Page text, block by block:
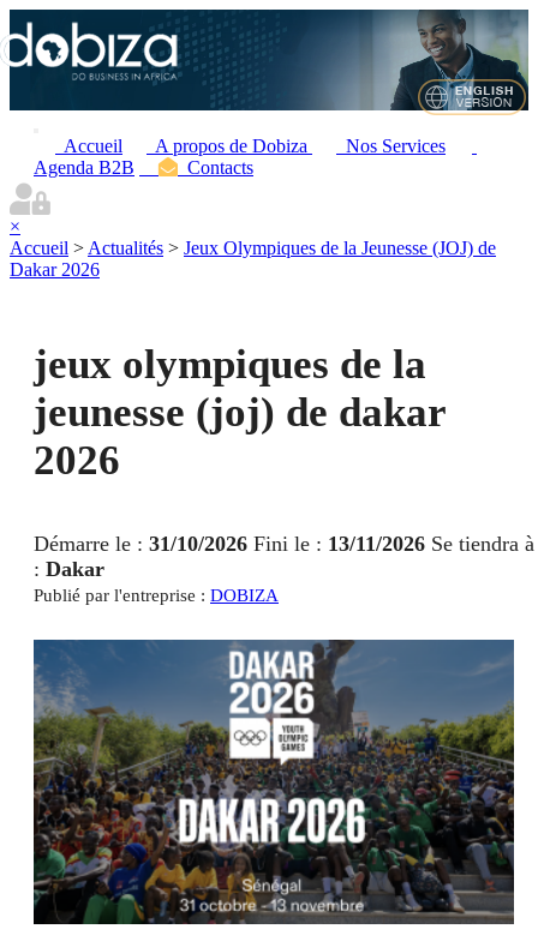
Accueil A propos de Dobiza
Nos Services
Agenda B2B
Contacts
×
Accueil > Actualités > Jeux Olympiques de la Jeunesse (JOJ) de
Dakar 2026
jeux olympiques de la
jeunesse (joj) de dakar
2026
Démarre le : 31/10/2026 Fini le : 13/11/2026 Se tiendra à
: Dakar
Publié par l'entreprise : DOBIZA